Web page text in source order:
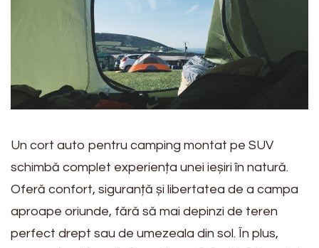
Un cort auto pentru camping montat pe SUV
schimbă complet experiența unei ieșiri în natură.
Oferă confort, siguranță și libertatea de a campa
aproape oriunde, fără să mai depinzi de teren
perfect drept sau de umezeala din sol. În plus,